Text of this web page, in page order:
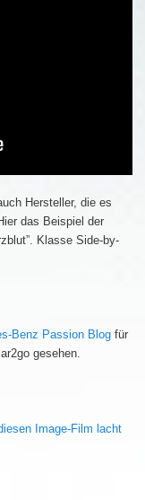
Hersteller, die es
das Beispiel der
Klasse Side-by-
Benz Passion Blog für
gesehen.
Image-Film lacht